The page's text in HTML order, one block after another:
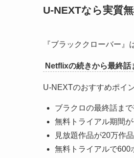
U-NEXTなら実質
『ブラッククローバー』
Netflixの続きから最終
U-NEXTのおすすめポイ
ブラクロの最終話ま
無料トライアル期間が
見放題作品が20万作
無料トライアルで600